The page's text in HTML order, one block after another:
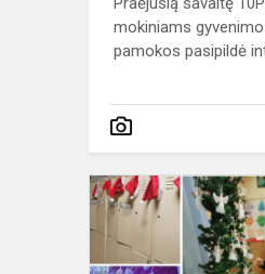
mokiniams
pamokos pasipildė